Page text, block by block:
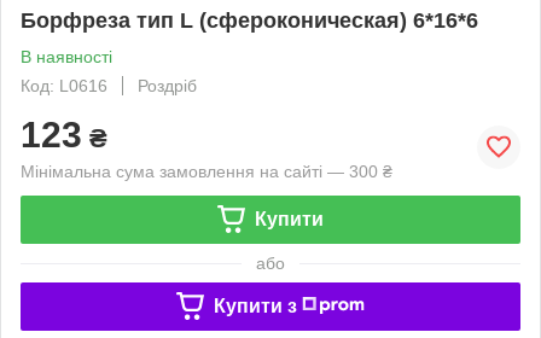
Борфреза тип L (сфероконическая) 6*16*6
В наявності
Код: L0616
Роздріб
123 ₴
Мінімальна сума замовлення на сайті — 300 ₴
Купити
або
Купити з